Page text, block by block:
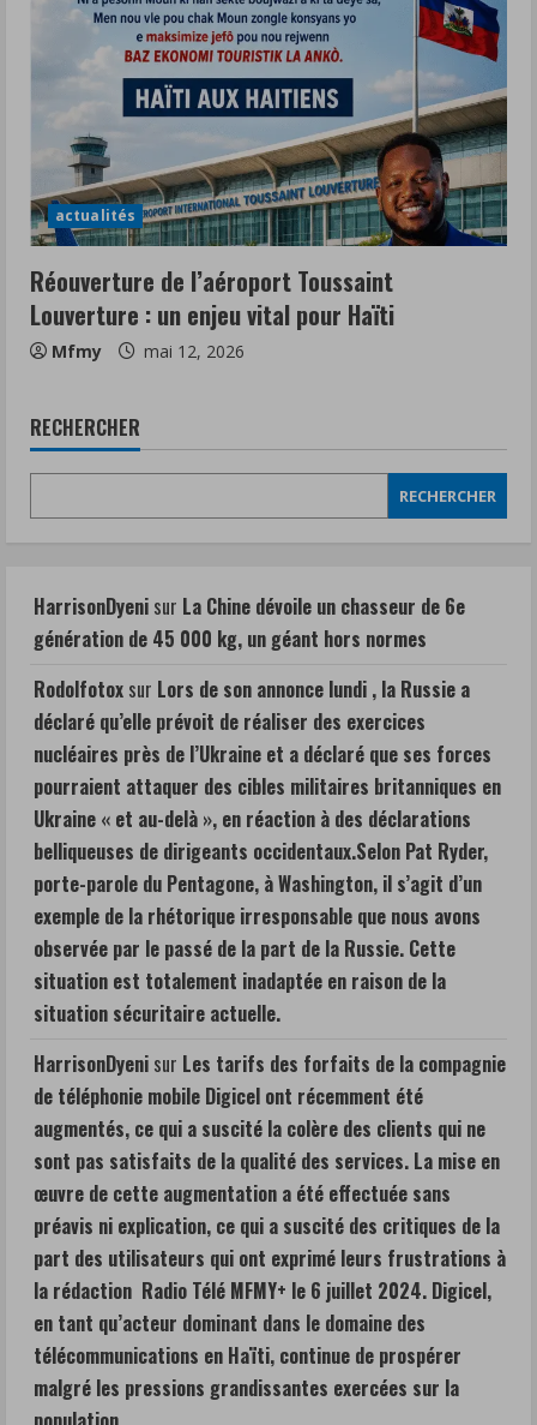
actualités
Réouverture de l’aéroport Toussaint
Louverture : un enjeu vital pour Haïti
Mfmy mai 12, 2026
RECHERCHER
RECHERCHER
HarrisonDyeni sur La Chine dévoile un chasseur de 6e
génération de 45 000 kg, un géant hors normes
Rodolfotox sur Lors de son annonce lundi , la Russie a
déclaré qu’elle prévoit de réaliser des exercices
nucléaires près de l’Ukraine et a déclaré que ses forces
pourraient attaquer des cibles militaires britanniques en
Ukraine « et au-delà », en réaction à des déclarations
belliqueuses de dirigeants occidentaux.Selon Pat Ryder,
porte-parole du Pentagone, à Washington, il s’agit d’un
exemple de la rhétorique irresponsable que nous avons
observée par le passé de la part de la Russie. Cette
situation est totalement inadaptée en raison de la
situation sécuritaire actuelle.
HarrisonDyeni sur Les tarifs des forfaits de la compagnie
de téléphonie mobile Digicel ont récemment été
augmentés, ce qui a suscité la colère des clients qui ne
sont pas satisfaits de la qualité des services. La mise en
œuvre de cette augmentation a été effectuée sans
préavis ni explication, ce qui a suscité des critiques de la
part des utilisateurs qui ont exprimé leurs frustrations à
la rédaction Radio Télé MFMY+ le 6 juillet 2024. Digicel,
en tant qu’acteur dominant dans le domaine des
télécommunications en Haïti, continue de prospérer
malgré les pressions grandissantes exercées sur la